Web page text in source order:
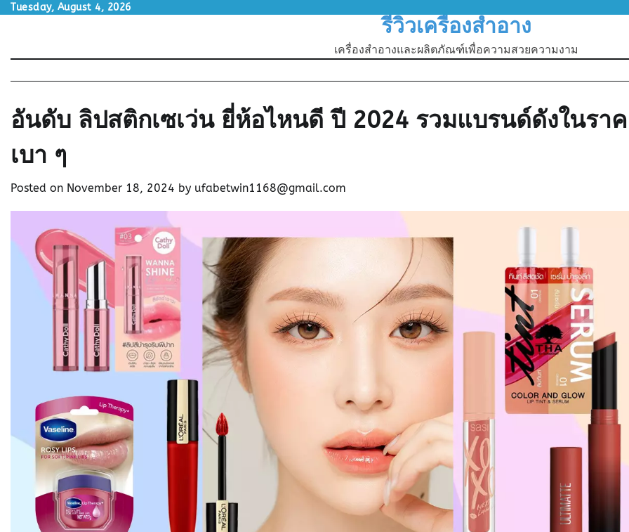
SkipTuesday, August 4, 2026
รีวิวเครื่องสำอาง
เครื่องสำอางและผลิตภัณฑ์เพื่อความสวยความงาม
อันดับ ลิปสติกเซเว่น ยี่ห้อไหนดี ปี 2024 รวมแบรนด์ดังในรา
เบา ๆ
Posted on November 18, 2024 by ufabetwin1168@gmail.com